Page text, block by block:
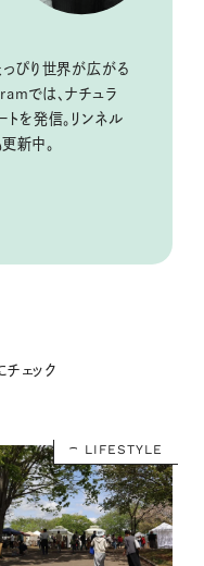
っぴり世界が広がる
では、ナチュラ
トを発信。 リンネル
新中。
ェック
LIFESTYLE